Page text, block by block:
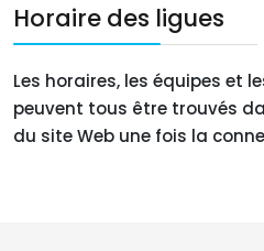
Horaire des ligues
Les horaires, les équipes et
peuvent tous être trouvés
du site Web une fois la